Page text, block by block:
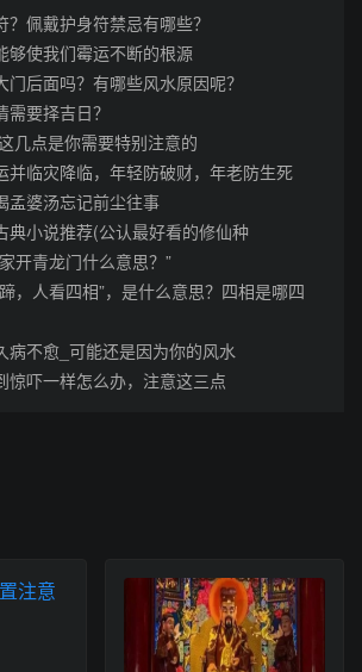
？佩戴护身符禁忌有哪些？
够使我们霉运不断的根源
门后面吗？有哪些风水原因呢？
要择吉日？
几点是你需要特别注意的
并临灾降临，年轻防破财，年老防生死
孟婆汤忘记前尘往事
典小说推荐(公认最好看的修仙种
开青龙门什么意思？”
，人看四相”，是什么意思？四相是哪四
病不愈_可能还是因为你的风水
惊吓一样怎么办，注意这三点